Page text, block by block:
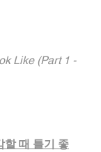
Like (Part 1 -
할 때 틀기 좋